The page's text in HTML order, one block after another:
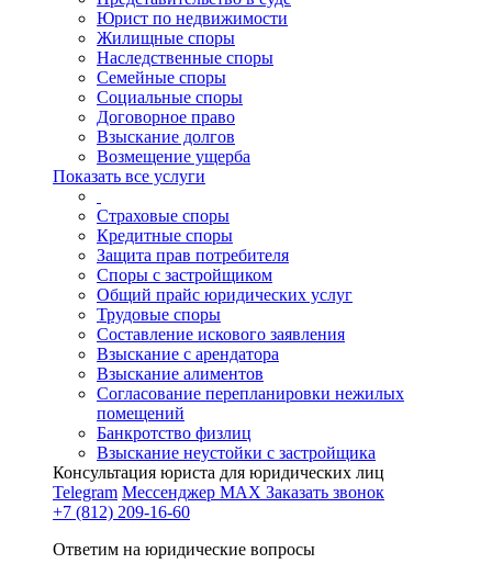
Юрист по недвижимости
Жилищные споры
Наследственные споры
Семейные споры
Социальные споры
Договорное право
Взыскание долгов
Возмещение ущерба
Показать все услуги
Страховые споры
Кредитные споры
Защита прав потребителя
Споры с застройщиком
Общий прайс юридических услуг
Трудовые споры
Составление искового заявления
Взыскание с арендатора
Взыскание алиментов
Cогласование перепланировки нежилых
помещений
Банкротство физлиц
Взыскание неустойки с застройщика
Консультация юриста для юридических лиц
Telegram Мессенджер MAX Заказать звонок
+7 (812) 209-16-60
Ответим на юридические вопросы